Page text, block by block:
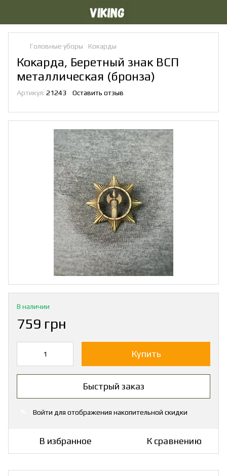
Головные уборы Кокарды
Кокарда, Беретный знак ВСП
металлическая (бронза)
Артикул: 21243 Оставить отзыв
В наличии
759 грн
Купить
Быстрый заказ
Войти для отображения накопительной скидки
В избранное К сравнению